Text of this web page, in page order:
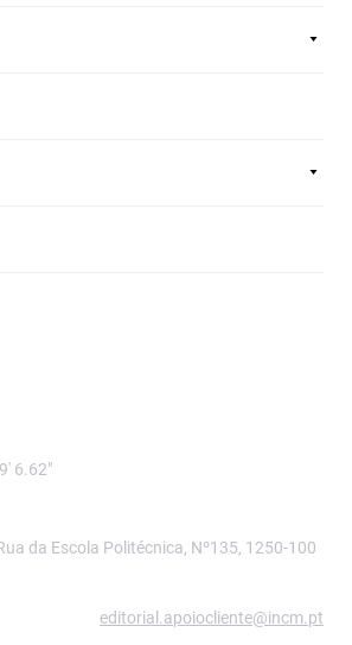
6.62"
da Escola Politécnica, Nº135, 1250-100
editorial.apoiocliente@incm.pt